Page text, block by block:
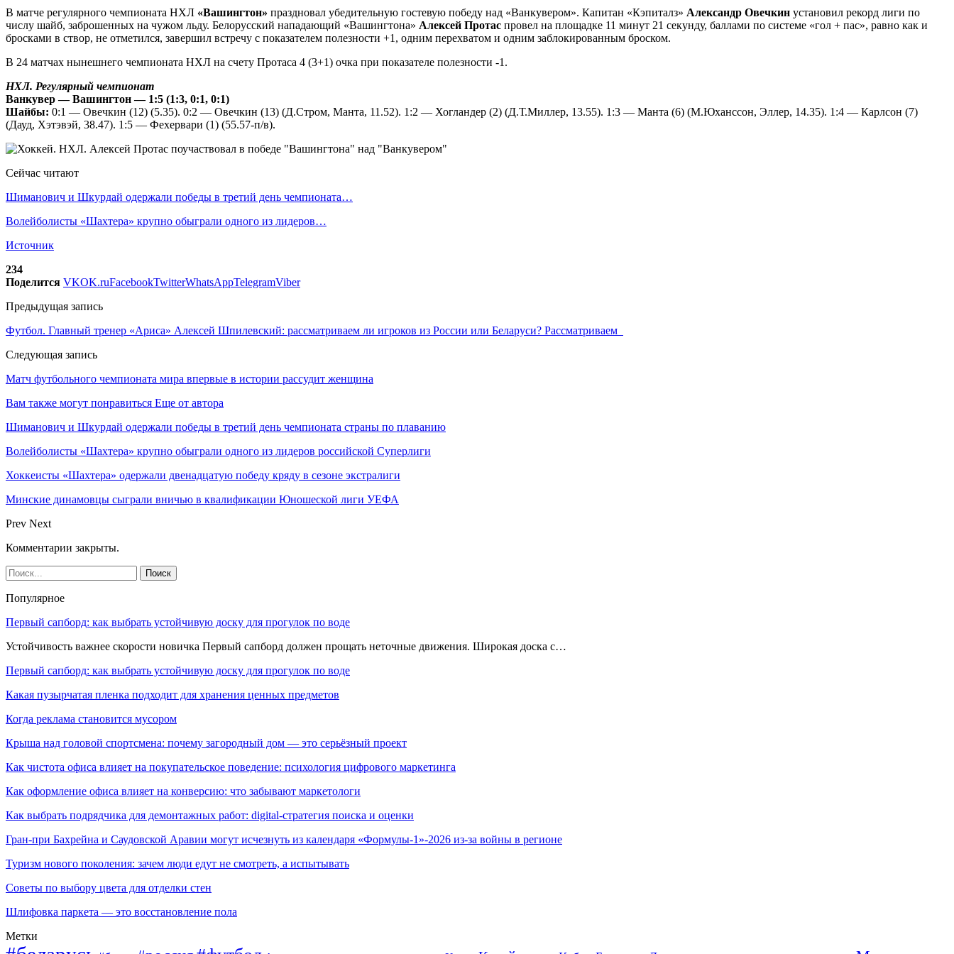
В матче регулярного чемпионата НХЛ «Вашингтон» праздновал убедительную гостевую победу над «Ванкувером». Капитан «Кэпиталз» Александр Овечкин установил рекорд лиги по
числу шайб, заброшенных на чужом льду. Белорусский нападающий «Вашингтона» Алексей Протас провел на площадке 11 минут 21 секунду, баллами по системе «гол + пас», равно как и
бросками в створ, не отметился, завершил встречу с показателем полезности +1, одним перехватом и одним заблокированным броском.
В 24 матчах нынешнего чемпионата НХЛ на счету Протаса 4 (3+1) очка при показателе полезности -1.
НХЛ. Регулярный чемпионат
Ванкувер — Вашингтон — 1:5 (1:3, 0:1, 0:1)
Шайбы: 0:1 — Овечкин (12) (5.35). 0:2 — Овечкин (13) (Д.Стром, Манта, 11.52). 1:2 — Хогландер (2) (Д.Т.Миллер, 13.55). 1:3 — Манта (6) (М.Юханссон, Эллер, 14.35). 1:4 — Карлсон (7)
(Дауд, Хэтэвэй, 38.47). 1:5 — Фехервари (1) (55.57-п/в).
Сейчас читают
Шиманович и Шкурдай одержали победы в третий день чемпионата…
Волейболисты «Шахтера» крупно обыграли одного из лидеров…
Источник
234
Поделится VKOK.ruFacebookTwitterWhatsAppTelegramViber
Предыдущая запись
Футбол. Главный тренер «Ариса» Алексей Шпилевский: рассматриваем ли игроков из России или Беларуси? Рассматриваем
Следующая запись
Матч футбольного чемпионата мира впервые в истории рассудит женщина
Вам также могут понравиться Еще от автора
Шиманович и Шкурдай одержали победы в третий день чемпионата страны по плаванию
Волейболисты «Шахтера» крупно обыграли одного из лидеров российской Суперлиги
Хоккеисты «Шахтера» одержали двенадцатую победу кряду в сезоне экстралиги
Минские динамовцы сыграли вничью в квалификации Юношеской лиги УЕФА
Prev Next
Комментарии закрыты.
Популярное
Первый сапборд: как выбрать устойчивую доску для прогулок по воде
Устойчивость важнее скорости новичка Первый сапборд должен прощать неточные движения. Широкая доска с…
Первый сапборд: как выбрать устойчивую доску для прогулок по воде
Какая пузырчатая пленка подходит для хранения ценных предметов
Когда реклама становится мусором
Крыша над головой спортсмена: почему загородный дом — это серьёзный проект
Как чистота офиса влияет на покупательское поведение: психология цифрового маркетинга
Как оформление офиса влияет на конверсию: что забывают маркетологи
Как выбрать подрядчика для демонтажных работ: digital-стратегия поиска и оценки
Гран-при Бахрейна и Саудовской Аравии могут исчезнуть из календаря «Формулы-1»-2026 из-за войны в регионе
Туризм нового поколения: зачем люди едут не смотреть, а испытывать
Советы по выбору цвета для отделки стен
Шлифовка паркета — это восстановление пола
Метки